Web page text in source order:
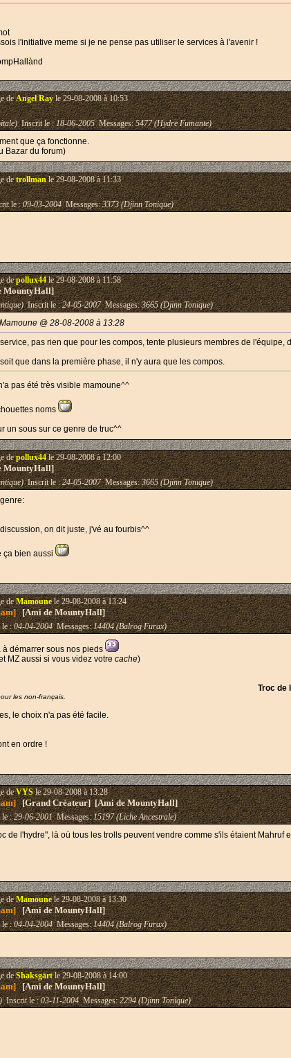
l'initiative meme si je ne pense pas utiliser le services à l'avenir !
deAngel Rayle 29-08-2008 à 10:53
Inscrit le :18-06-2005Messages:5477 (Hydre Fumante)
que ça fonctionne.
Bazar du forum)
detrollmanle 29-08-2008 à 11:33
le :09-03-2004Messages:3373 (Djinn Tonique)
depollux44le 29-08-2008 à 11:58
MountyHall]
Inscrit le :24-05-2007Messages:3665 (Djinn Tonique)
@ 28-08-2008 à 13:28
pas rien que pour les compos, tente plusieurs membres de l'équipe,
que dans la première phase, il n'y aura que les compos.
pas été très visible mamoune^^
noms
un sous sur ce genre de truc^^
depollux44le 29-08-2008 à 12:00
MountyHall]
Inscrit le :24-05-2007Messages:3665 (Djinn Tonique)
on dit juste, j'vé au fourbis^^
ça bien aussi
deMamounele 29-08-2008 à 13:24
[Ami de MountyHall]
le :04-04-2004Messages:14404 (Balrog Furax)
démarrer sous nos pieds
MZ aussi si vous videz votre cache)
Troc de
les non-français.
le choix n'a pas été facile.
en ordre !
deVYSle 29-08-2008 à 13:28
[Grand Créateur] [Ami de MountyHall]
le :29-06-2001Messages:15197 (Liche Ancestrale)
de l'hydre", là où tous les trolls peuvent vendre comme s'ils étaient Mahruf
deMamounele 29-08-2008 à 13:30
[Ami de MountyHall]
le :04-04-2004Messages:14404 (Balrog Furax)
deShaksgärtle 29-08-2008 à 14:00
[Ami de MountyHall]
Inscrit le :03-11-2004Messages:2294 (Djinn Tonique)